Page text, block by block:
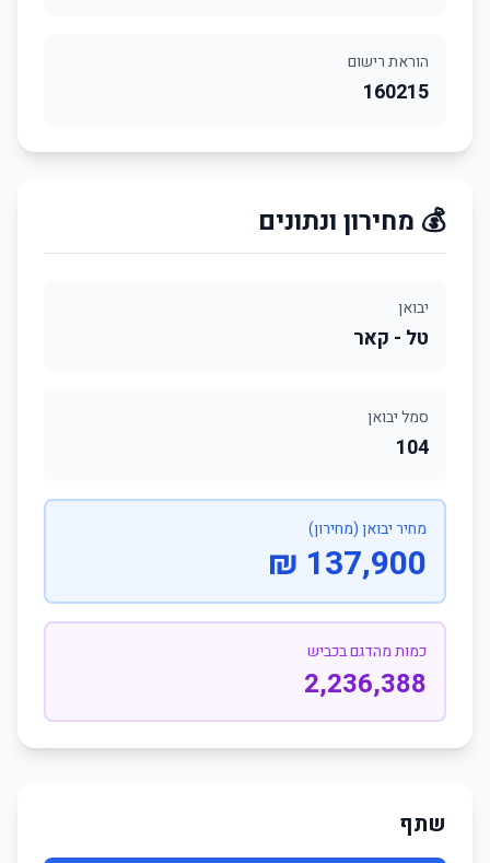
הוראת רישום
160215
💰 מחירון ונתונים
יבואן
טל - קאר
סמל יבואן
104
מחיר יבואן (מחירון)
137,900 ₪
כמות מהדגם בכביש
2,236,388
שתף